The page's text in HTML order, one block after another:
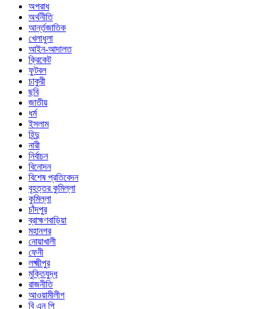
অপরাধ
অর্থনীতি
আর্ন্তজাতিক
খেলাধুলা
আইন-আদালত
ক্রিকেট
ফুটবল
চাকুরী
ছবি
জাতীয়
ধর্ম
ইসলাম
হিন্দু
নারী
নির্বাচন
বিনোদন
বিশেষ প্রতিবেদন
বৃহত্তর কুমিল্লা
কুমিল্লা
চাঁদপুর
ব্রাহ্মণবাড়িয়া
মহানগর
নোয়াখালী
ফেনী
লক্ষ্মীপুর
মুক্তিযুদ্ধ
রাজনীতি
আওয়ামীলীগ
বি এন পি